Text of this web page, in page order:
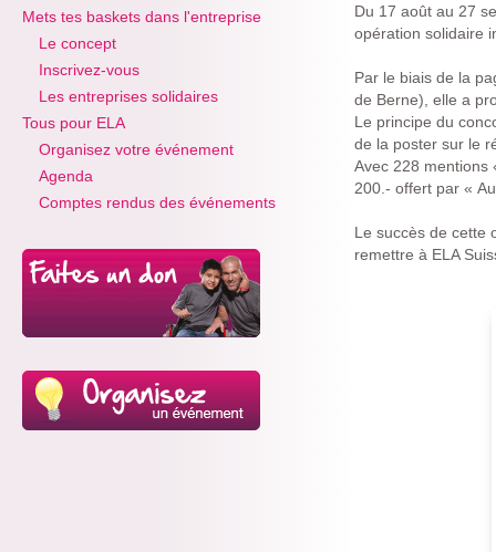
Mets tes baskets dans l'entreprise
Le concept
Inscrivez-vous
Les entreprises solidaires
Tous pour ELA
Organisez votre événement
Agenda
Comptes rendus des événements
Du 17 août au 27
opération solidaire
Par le biais de la
de Berne), elle a
Le principe du
de la poster sur le
Avec 228 mentions
200.- offert par «
Le succès de cette
remettre à ELA